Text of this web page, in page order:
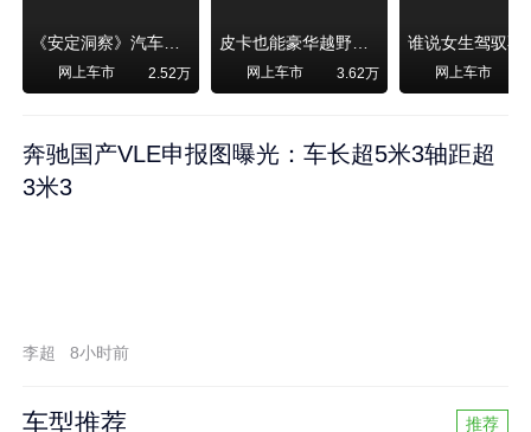
《安定洞察》汽车烧不烧油，和石油安全无关！
网上车市 2.52万
皮卡也能豪华越野！纵横F700上市，限时卖29.99万起
网上车市 3.62万 网上车市
奔驰国产VLE申报图曝光：车长超5米3轴距超
3米3
李超 8小时前
车型推荐 推荐